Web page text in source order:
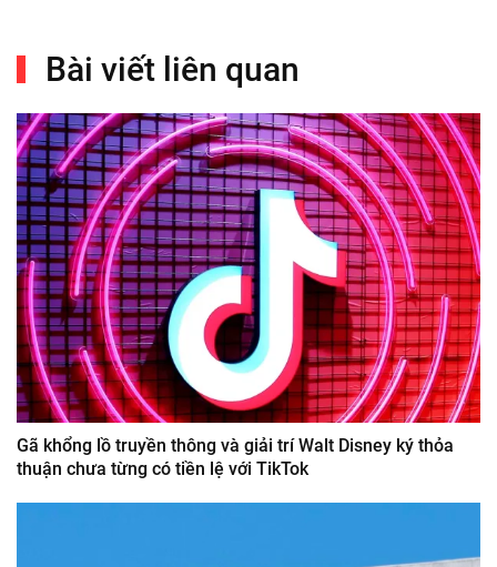
Bài viết liên quan
Gã khổng lồ truyền thông và giải trí Walt Disney ký thỏa
thuận chưa từng có tiền lệ với TikTok